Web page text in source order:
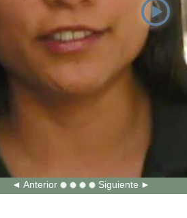
Anterior Siguiente